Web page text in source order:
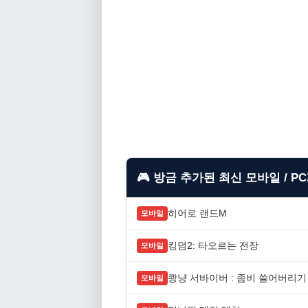
🎮 방금 추가된 최신 모바일 /
모바일 히어로 랜드M
모바일 킹덤2: 타오르는 전장
모바일 쾅냥 서바이버 : 좀비 쓸어버리기